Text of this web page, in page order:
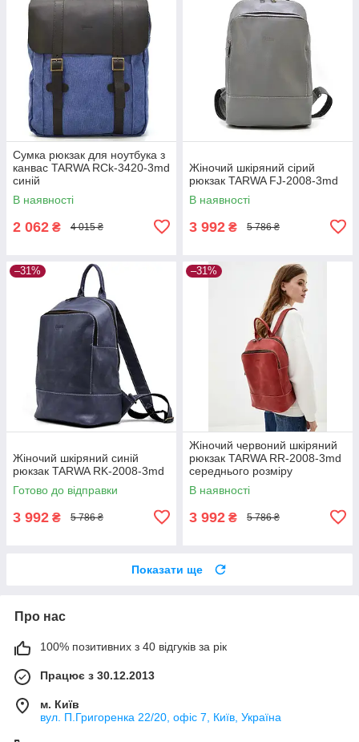
Сумка рюкзак для ноутбука з
канвас TARWA RCk-3420-3md
синій
В наявності
2 062 ₴ 4 015 ₴
Жіночий шкіряний сірий
рюкзак TARWA FJ-2008-3md
В наявності
3 992 ₴ 5 786 ₴
–31%
Жіночий шкіряний синій
рюкзак TARWA RK-2008-3md
Готово до відправки
3 992 ₴ 5 786 ₴
–31%
Жіночий червоний шкіряний
рюкзак TARWA RR-2008-3md
середнього розміру
В наявності
3 992 ₴ 5 786 ₴
Показати ще
Про нас
100% позитивних з 40 відгуків за рік
Працює з 30.12.2013
м. Київ
вул. П.Григоренка 22/20, офіс 7, Київ, Україна